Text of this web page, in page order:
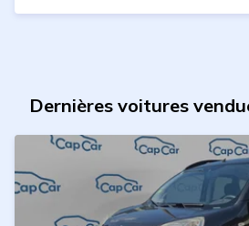
Dernières voitures